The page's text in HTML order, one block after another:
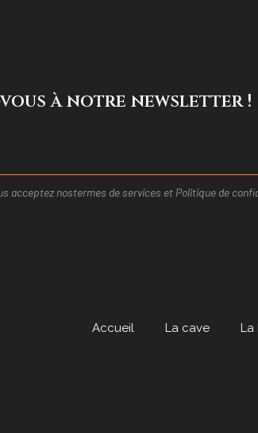
à notre newsletter !
acceptez nostermes de services et Politique de
Accueil La cave La